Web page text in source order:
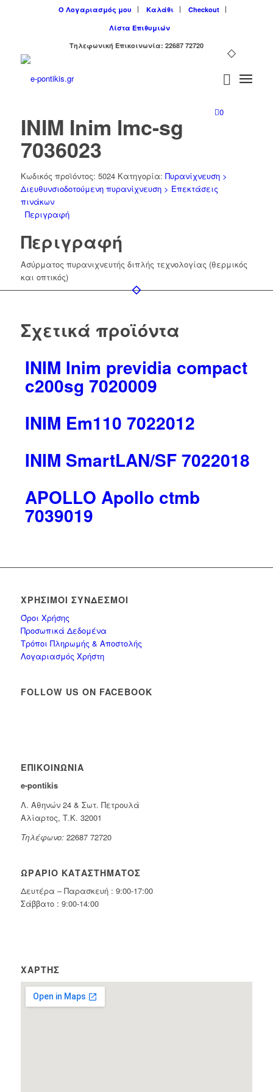
Ο Λογαριασμός μου Καλάθι
Checkout
Λίστα Επιθυμιών
Tηλεφωνική Επικοινωνία: 22687 72720
0
INIM Inim lmc-sg
7036023
Κωδικός προϊόντος: 5024 Κατηγορία: Πυρανίχνευση >
Διευθυνσιοδοτούμενη πυρανίχνευση > Επεκτάσεις
πινάκων
Περιγραφή
Περιγραφή
Ασύρματος πυρανιχνευτής διπλής τεχνολογίας (θερμικός
και οπτικός)
Σχετικά προϊόντα
INIM Inim previdia compact
c200sg 7020009
INIM Em110 7022012
INIM SmartLAN/SF 7022018
AΡΟLLΟ Apollo ctmb
7039019
ΧΡΉΣΙΜΟΙ ΣΎΝΔΕΣΜΟΙ
Όροι Χρήσης
Προσωπικά Δεδομένα
Τρόποι Πληρωμής & Αποστολής
Λογαριασμός Χρήστη
FOLLOW US ON FACEBOOK
ΕΠΙΚΟΙΝΩΝΊΑ
e-pontikis
Λ. Αθηνών 24 & Σωτ. Πετρουλά
Αλίαρτος, Τ.Κ. 32001
Τηλέφωνο:22687 72720
ΩΡΆΡΙΟ ΚΑΤΑΣΤΉΜΑΤΟΣ
Δευτέρα – Παρασκευή : 9:00-17:00
Σάββατο : 9:00-14:00
ΧΆΡΤΗΣ